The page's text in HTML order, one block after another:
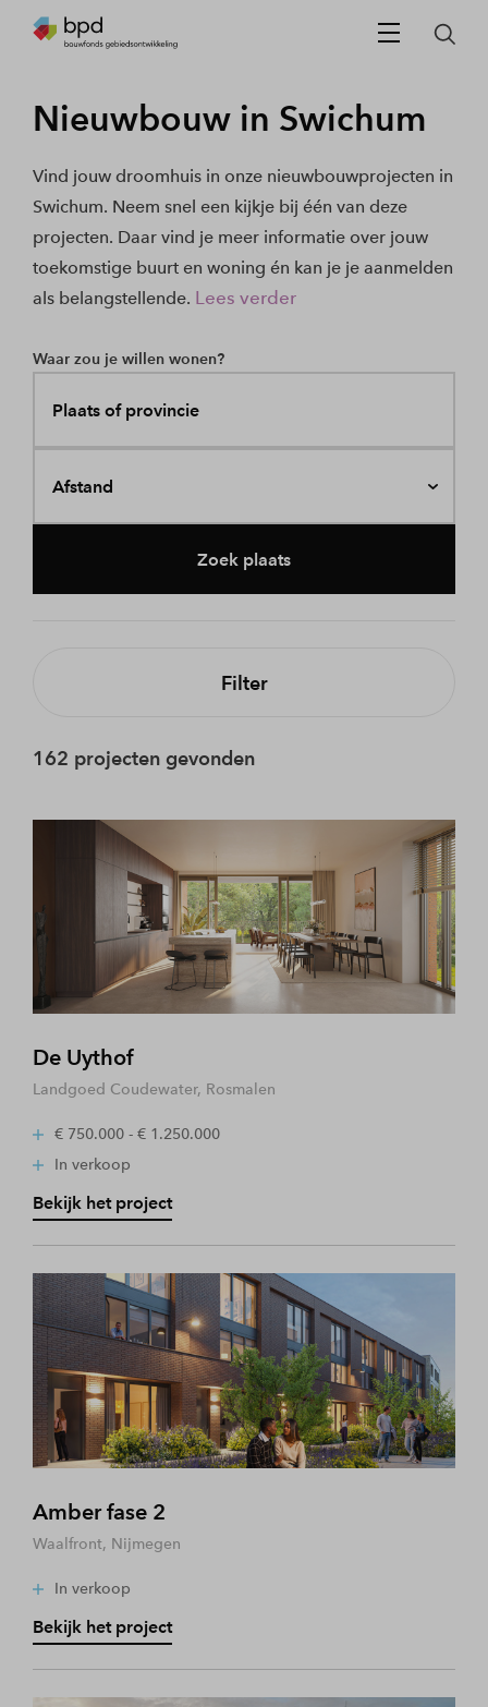
Nieuwbouw in Swichum
Vind jouw droomhuis in onze nieuwbouwprojecten in
Swichum. Neem snel een kijkje bij één van deze
projecten. Daar vind je meer informatie over jouw
toekomstige buurt en woning én kan je je aanmelden
als belangstellende. Lees verder
Waar zou je willen wonen?
Plaats of provincie
Afstand
Zoek plaats
Filter
162 projecten gevonden
De Uythof
Landgoed Coudewater, Rosmalen
€ 750.000 - € 1.250.000
In verkoop
Bekijk het project
Amber fase 2
Waalfront, Nijmegen
In verkoop
Bekijk het project